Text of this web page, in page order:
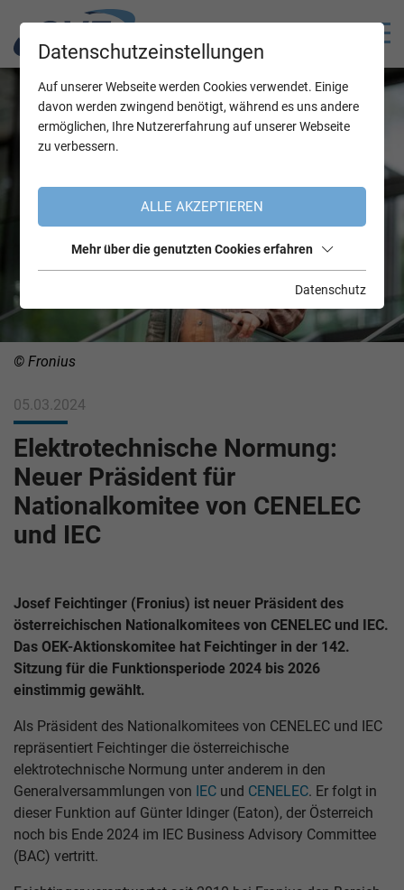
© Fronius
05.03.2024
Elektrotechnische Normung:
Neuer Präsident für
Nationalkomitee von CENELEC
und IEC
Josef Feichtinger (Fronius) ist neuer Präsident des
österreichischen Nationalkomitees von CENELEC und IEC.
Das OEK-Aktionskomitee hat Feichtinger in der 142.
Sitzung für die Funktionsperiode 2024 bis 2026
einstimmig gewählt.
Als Präsident des Nationalkomitees von CENELEC und IEC
repräsentiert Feichtinger die österreichische
elektrotechnische Normung unter anderem in den
Generalversammlungen von
IEC und CENELEC. Er folgt in
dieser Funktion auf Günter Idinger (Eaton), der Österreich
noch bis Ende 2024 im IEC Business Advisory Committee
(BAC) vertritt.
Datenschutzeinstellungen
Auf unserer Webseite werden Cookies verwendet. Einige
davon werden zwingend benötigt, während es uns andere
ermöglichen, Ihre Nutzererfahrung auf unserer Webseite
zu verbessern.
ALLE AKZEPTIEREN
Mehr über die genutzten Cookies erfahren
Datenschutz